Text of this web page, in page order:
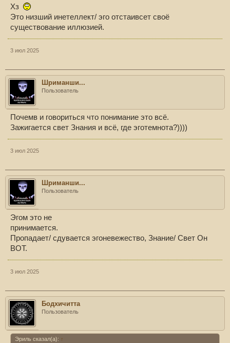
Хз
Это низший инетеллект/ эго отстаивсет своё
существование иллюзией.
3 июл 2025
Шриманши...
Пользователь
Почемв и говориться что понимание это всё.
Зажигается свет Знания и всё, где эготемнота?))))
3 июл 2025
Шриманши...
Пользователь
Эгом это не
принимается.
Пропадает/ сдувается эгоневежество, Знание/ Свет Он
ВОТ.
3 июл 2025
Бодхичитта
Пользователь
Эриль сказал(а): ↑